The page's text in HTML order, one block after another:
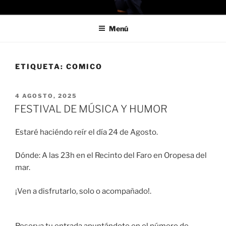
al
HOME
Menú
ETIQUETA: COMICO
PUBLICADO
EL
4 AGOSTO, 2025
FESTIVAL DE MÚSICA Y HUMOR
Estaré haciéndo reír el día 24 de Agosto.
Dónde: A las 23h en el Recinto del Faro en Oropesa del
mar.
¡Ven a disfrutarlo, solo o acompañado!.